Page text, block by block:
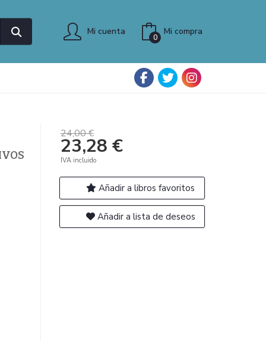
Mi cuenta Mi compra
0
24,00 €
23,28 €
IVA incluido
Añadir a libros favoritos
Añadir a lista de deseos